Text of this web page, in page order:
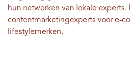
hun netwerken van lokale experts.
contentmarketingexperts voor e-
lifestylemerken.